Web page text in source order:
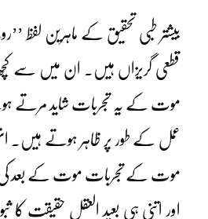
بیشتر طبی تحقیق کے ماہرین لفظ
قطعی گریزاں ہیں۔ ان میں سے
موت کے یہ تجربات شاید مرتے
عمل کے طور پر ظاہر ہوتے
موت کے تجربات موت کے بعد کی
اور اتنی ہی بعید العقل حقیقت کا